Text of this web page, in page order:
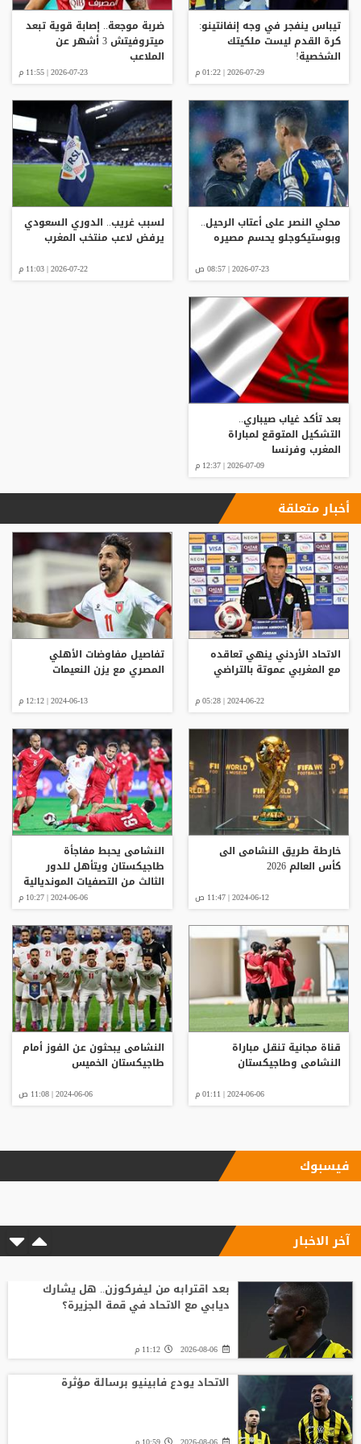
تيباس ينفجر في وجه إنفانتينو:
كرة القدم ليست ملكيتك
الشخصية!
2026-07-29 | 01:22 م
ضربة موجعة.. إصابة قوية تبعد
ميتروفيتش 3 أشهر عن
الملاعب
2026-07-23 | 11:55 م
محلي النصر على أعتاب الرحيل..
وبوستيكوجلو يحسم مصيره
2026-07-23 | 08:57 ص
لسبب غريب.. الدوري السعودي
يرفض لاعب منتخب المغرب
2026-07-22 | 11:03 م
بعد تأكد غياب صيباري..
التشكيل المتوقع لمباراة
المغرب وفرنسا
2026-07-09 | 12:37 م
أخبار متعلقة
الاتحاد الأردني ينهي تعاقده
مع المغربي عموتة بالتراضي
2024-06-22 | 05:28 م
تفاصيل مفاوضات الأهلي
المصري مع يزن النعيمات
2024-06-13 | 12:12 م
خارطة طريق النشامى الى
كأس العالم 2026
2024-06-12 | 11:47 ص
النشامى يحبط مفاجأة
طاجيكستان ويتأهل للدور
الثالث من التصفيات المونديالية
2024-06-06 | 10:27 م
قناة مجانية تنقل مباراة
النشامى وطاجيكستان
2024-06-06 | 01:11 م
النشامى يبحثون عن الفوز أمام
طاجيكستان الخميس
2024-06-06 | 11:08 ص
فيسبوك
آخر الاخبار
بعد اقترابه من ليفركوزن.. هل يشارك
ديابي مع الاتحاد في قمة الجزيرة؟
2026-08-06 11:12 م
الاتحاد يودع فابينيو برسالة مؤثرة